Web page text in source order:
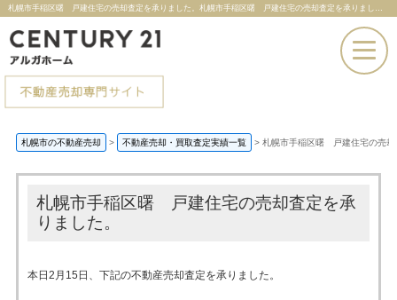
札幌市手稲区曙 戸建住宅の売却査定を承りました。札幌市手稲区曙 戸建住宅の売却査定を承りました。 |札幌市の不動産売却ならセンチュリー21アルガホーム
札幌市の不動産売却 > 不動産売却・買取査定実績一覧 > 札幌市手稲区曙 戸建住宅の売却
札幌市手稲区曙 戸建住宅の売却査定を承
りました。
本日2月15日、下記の不動産売却査定を承りました。